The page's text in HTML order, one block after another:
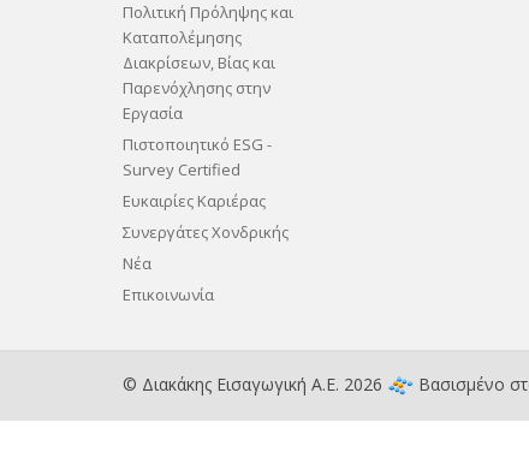
Πολιτική Πρόληψης και
Καταπολέμησης
Διακρίσεων, Βίας και
Παρενόχλησης στην
Εργασία
Πιστοποιητικό ESG -
Survey Certified
Ευκαιρίες Καριέρας
Συνεργάτες Χονδρικής
Νέα
Επικοινωνία
© Διακάκης Εισαγωγική Α.Ε. 2026 Βασισμένο